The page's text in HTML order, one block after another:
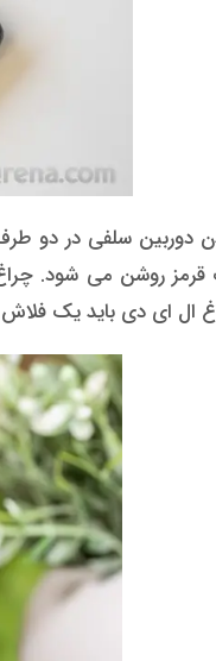
قرمز روشن می شود.
ال ای دی باید یک